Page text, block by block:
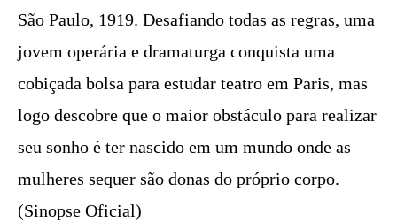
São Paulo, 1919. Desafiando todas as regras, uma
jovem operária e dramaturga conquista uma
cobiçada bolsa para estudar teatro em Paris, mas
logo descobre que o maior obstáculo para realizar
seu sonho é ter nascido em um mundo onde as
mulheres sequer são donas do próprio corpo.
(Sinopse Oficial)